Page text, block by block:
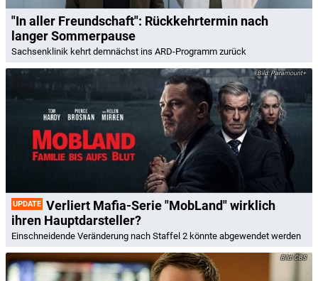
"In aller Freundschaft": Rückkehrtermin nach
langer Sommerpause
Sachsenklinik kehrt demnächst ins ARD-Programm zurück
Paramount+
UPDATE Verliert Mafia-Serie "MobLand" wirklich
ihren Hauptdarsteller?
Einschneidende Veränderung nach Staffel 2 könnte abgewendet werden
CBS